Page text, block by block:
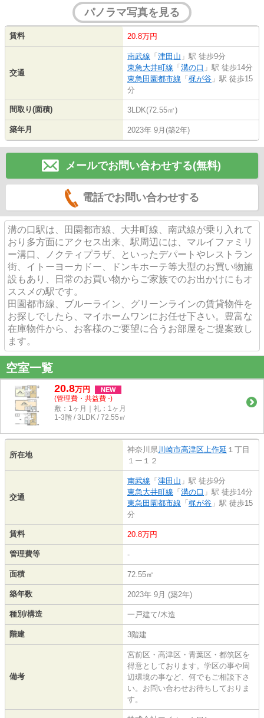
パノラマ写真を見る
賃料 20.8万円
交通
南武線 「 津田山 」駅 徒歩9分
東急大井町線 「 溝の口 」駅 徒歩14分
東急田園都市線 「 梶が谷 」駅 徒歩15
分
間取り(面積) 3LDK(72.55㎡)
築年月 2023年 9月(築2年)
メールでお問い合わせする(無料)
電話でお問い合わせする
溝の口駅は、田園都市線、大井町線、南武線が乗り入れて
おり多方面にアクセス出来、駅周辺には、マルイファミリ
ー溝口、ノクティプラザ、といったデパートやレストラン
街、イトーヨーカドー、ドンキホーテ等大型のお買い物施
設もあり、日常のお買い物からご家族でのお出かけにもオ
ススメの駅です。
田園都市線、ブルーライン、グリーンラインの賃貸物件を
お探しでしたら、マイホームワンにお任せ下さい。豊富な
在庫物件から、お客様のご要望に合うお部屋をご提案致し
ます。
空室一覧
20.8万円 NEW
(管理費・共益費 -)
敷：1ヶ月｜礼：1ヶ月
1-3階 / 3LDK / 72.55㎡
所在地
神奈川県川崎市高津区上作延 １丁目
１ー１２
交通
南武線 「 津田山 」駅 徒歩9分
東急大井町線 「 溝の口 」駅 徒歩14分
東急田園都市線 「 梶が谷 」駅 徒歩15
分
賃料 20.8万円
管理費等 -
面積 72.55㎡
築年数 2023年 9月 (築2年)
種別/構造 一戸建て/木造
階建 3階建
備考
宮前区・高津区・青葉区・都筑区を
得意としております。学区の事や周
辺環境の事など、何でもご相談下さ
い。お問い合わせお待ちしておりま
す。